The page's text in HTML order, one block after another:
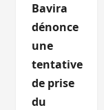
Bavira
dénonce
une
tentative
de prise
du